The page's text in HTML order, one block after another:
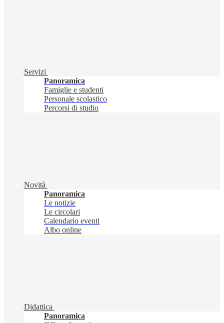
Servizi
Panoramica
Famiglie e studenti
Personale scolastico
Percorsi di studio
Novità
Panoramica
Le notizie
Le circolari
Calendario eventi
Albo online
Didattica
Panoramica